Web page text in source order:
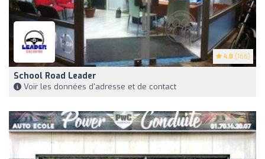
4.8 (166)
School Road Leader
Voir les données d'adresse et de contact